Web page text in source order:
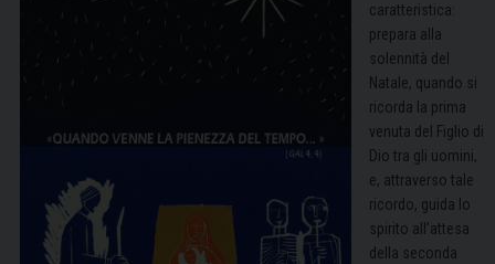
caratteristica:
prepara alla
solennità del
Natale, quando si
ricorda la prima
venuta del Figlio di
Dio tra gli uomini,
e, attraverso tale
ricordo, guida lo
spirito all’attesa
della seconda